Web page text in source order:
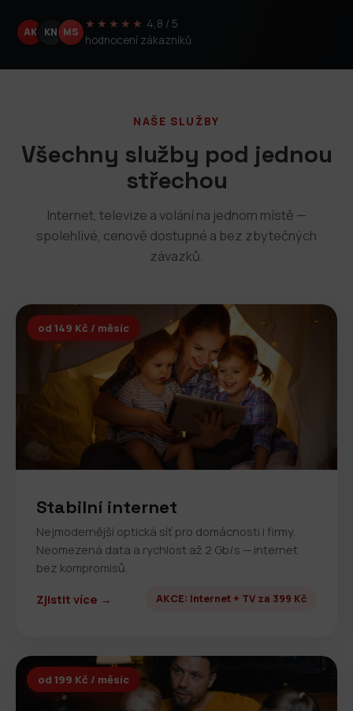
AK KN MS
★★★★★ 4,8 / 5
hodnocení zákazníků
NAŠE SLUŽBY
Všechny služby pod jednou
střechou
Internet, televize a volání na jednom místě —
spolehlivé, cenově dostupné a bez zbytečných
závazků.
od 149 Kč / měsíc
Stabilní internet
Nejmodernější optická síť pro domácnosti i firmy.
Neomezená data a rychlost až 2 Gb/s — internet
bez kompromisů.
Zjistit více → AKCE: Internet + TV za 399 Kč
od 199 Kč / měsíc